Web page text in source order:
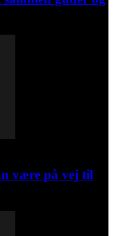
være på vej til